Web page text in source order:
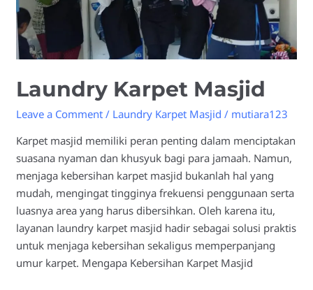
Laundry Karpet Masjid
Leave a Comment / Laundry Karpet Masjid / mutiara123
Karpet masjid memiliki peran penting dalam menciptakan
suasana nyaman dan khusyuk bagi para jamaah. Namun,
menjaga kebersihan karpet masjid bukanlah hal yang
mudah, mengingat tingginya frekuensi penggunaan serta
luasnya area yang harus dibersihkan. Oleh karena itu,
layanan laundry karpet masjid hadir sebagai solusi praktis
untuk menjaga kebersihan sekaligus memperpanjang
umur karpet. Mengapa Kebersihan Karpet Masjid